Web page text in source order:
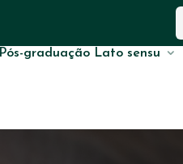
Pós-graduação Lato sensu